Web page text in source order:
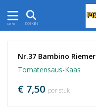
MENU ZOEKEN
Nr.37 Bambino Riemer
Tomatensaus-Kaas
€ 7,50 per stuk